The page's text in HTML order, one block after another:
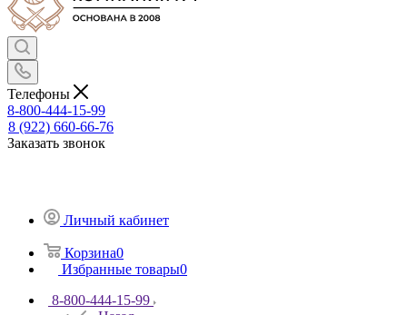
Телефоны
8-800-444-15-99
8 (922) 660-66-76
Заказать звонок
Личный кабинет
Корзина0
Избранные товары0
8-800-444-15-99